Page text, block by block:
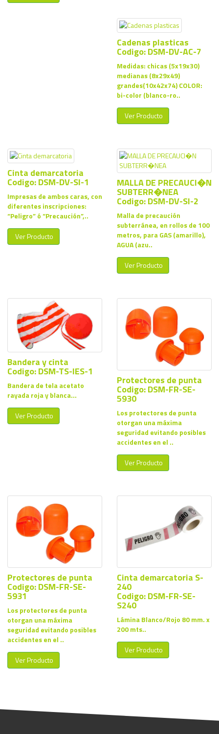
Cadenas plasticas
Codigo: DSM-DV-AC-7
Medidas: chicas (5x19x30)
medianas (8x29x49)
grandes(10x42x74) COLOR:
bi-color (blanco-ro..
Ver Producto
Cinta demarcatoria
Codigo: DSM-DV-SI-1
Impresas de ambos caras, con
diferentes inscripciones:
“Peligro” ó “Precaución”,..
Ver Producto
MALLA DE PRECAUCI�N
SUBTERR�NEA
Codigo: DSM-DV-SI-2
Malla de precaución
subterránea, en rollos de 100
metros, para GAS (amarillo),
AGUA (azu..
Ver Producto
Bandera y cinta
Codigo: DSM-TS-IES-1
Bandera de tela acetato
rayada roja y blanca...
Ver Producto
Protectores de punta
Codigo: DSM-FR-SE-
5930
Los protectores de punta
otorgan una máxima
seguridad evitando posibles
accidentes en el ..
Ver Producto
Protectores de punta
Codigo: DSM-FR-SE-
5931
Los protectores de punta
otorgan una máxima
seguridad evitando posibles
accidentes en el ..
Ver Producto
Cinta demarcatoria S-
240
Codigo: DSM-FR-SE-
S240
Lámina Blanco/Rojo 80 mm. x
200 mts..
Ver Producto